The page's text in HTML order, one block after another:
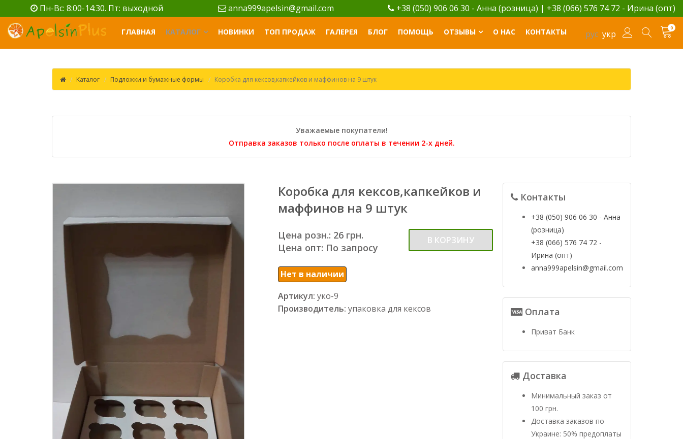
Пн-Вс: 8:00-14:30. Пт: выходной anna999apelsin@gmail.com +38 (050) 906 06 30 - Анна (розница) | +38 (066) 576 74 72 - Ирина (опт)
рус укр
0
ГЛАВНАЯ КАТАЛОГ НОВИНКИ ТОП ПРОДАЖ ГАЛЕРЕЯ БЛОГ ПОМОЩЬ ОТЗЫВЫ О НАС КОНТАКТЫ
Каталог Подложки и бумажные формы Коробка для кексов,капкейков и маффинов на 9 штук
Уважаемые покупатели!
Отправка заказов только после оплаты в течении 2-х дней.
Коробка для кексов,капкейков и
маффинов на 9 штук
Цена розн.: 26 грн.
Цена опт: По запросу
В КОРЗИНУ
Нет в наличии
Артикул: уко-9
Производитель: упаковка для кексов
Контакты
+38 (050) 906 06 30 - Анна
(розница)
+38 (066) 576 74 72 -
Ирина (опт)
anna999apelsin@gmail.com
Оплата
Приват Банк
Доставка
Минимальный заказ от
100 грн.
Доставка заказов по
Украине: 50% предоплаты